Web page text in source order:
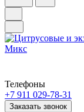
Телефоны
+7 911 029-78-31
Заказать звонок